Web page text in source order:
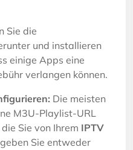
Sie die
und installieren
einige Apps eine
verlangen können.
Die meisten
M3U-Playlist-URL
Sie von Ihrem IPTV
Sie entweder